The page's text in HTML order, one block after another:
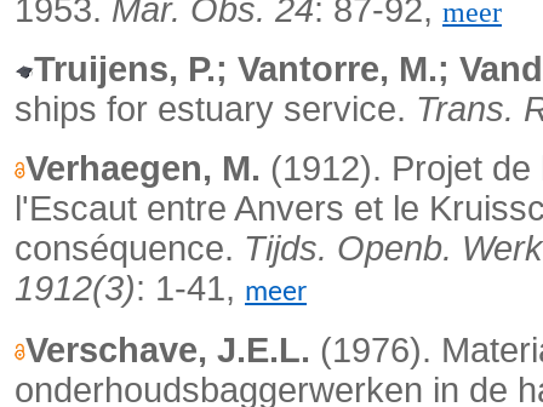
1953. Mar. Obs. 24: 87-92, meer
Truijens, P.; Vantorre, M.;
ships for estuary service. Trans.
Verhaegen, M. (1912). Projet
l'Escaut entre Anvers et le
conséquence. Tijds. Openb.
1912(3): 1-41, meer
Verschave, J.E.L. (1976).
onderhoudsbaggerwerken in de